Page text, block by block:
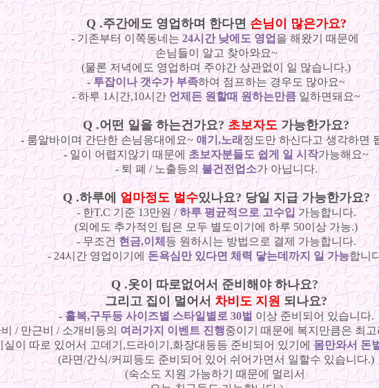
Q .주간에도 영업하며 한다면손님이 많은가요?
-기존부터 이쪽동네는24시간 낮에도 영업 을 해왔기 때문에
손님들이 알고 찾아와요~
(물론 저녁에도 영업하며 주야간 상관없이 일 많습니다.)
- 투잡이나 갯수가 부족하여 점프하는 경우도 많아요~
-하루 1시간,10시간언제든 원할때 원하는만큼일하면돼요~
Q .어떤 일을 하는건가요?초보자도가능한가요?
-룸알바이며 간단한 손님응대에요~ 얘기,노래정도만 하신다고 생각하면
-일이 어렵지않기 때문에 초보자분들도 쉽게 일 시작가능해요~
- 퇴 폐 / 노출등의불건전업소가 아닙니다.
Q .하루에 얼마정도 벌수있나요? 당일 지급 가능한가요?
- 한T.C 기준 13만원 /하루 평균적으로 고수입가능합니다.
(외에도 추가적인 팁은 모두 별도이기에 하루 50이상 가능.)
- 무조건 현금,이체 등 원하시는 방법으로 결제 가능합니다.
- 24시간 영업이기에돈욕심만 있다면 체력 닿는데까지 일 가능합니
Q .옷이 따로없어서 준비해야 하나요?
그리고 집이 멀어서 차비도 지원되나요?
-홀복,구두등 사이즈별 스타일별로 30벌 이상 준비되어 있습니다.
/ 만근비 / 소개비등의여러가지 이벤트 진행중이기 때문에 복지만큼은 최
실이 따로 있어서 고데기,드라이기,화장대등등 준비되어 있기에몸만와서 돈
(라면/간식/커피등도 준비되어 있어 쉬어가면서 일할수 있습니다.)
(숙소도 지원 가능하기 때문에 멀리서